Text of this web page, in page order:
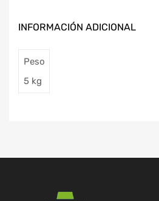
INFORMACIÓN ADICIONAL
Peso
5 kg